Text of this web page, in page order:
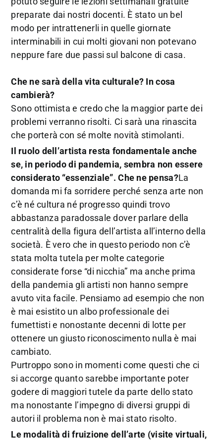
preparate dai nostri docenti. È stato un bel
modo per intrattenerli in quelle giornate
interminabili in cui molti giovani non potevano
neppure fare due passi sul balcone di casa.
Che ne sarà della vita culturale? In cosa
cambierà?
Sono ottimista e credo che la maggior parte dei
problemi verranno risolti. Ci sarà una rinascita
che porterà con sé molte novità stimolanti.
Il ruolo dell’artista resta fondamentale anche
se, in periodo di pandemia, sembra non essere
considerato “essenziale”. Che ne pensa?La
domanda mi fa sorridere perché senza arte non
c’è né cultura né progresso quindi trovo
abbastanza paradossale dover parlare della
centralità della figura dell’artista all’interno della
società. È vero che in questo periodo non c’è
stata molta tutela per molte categorie
considerate forse “di nicchia” ma anche prima
della pandemia gli artisti non hanno sempre
avuto vita facile. Pensiamo ad esempio che non
è mai esistito un albo professionale dei
fumettisti e nonostante decenni di lotte per
ottenere un giusto riconoscimento nulla è mai
cambiato.
Purtroppo sono in momenti come questi che ci
si accorge quanto sarebbe importante poter
godere di maggiori tutele da parte dello stato
ma nonostante l’impegno di diversi gruppi di
autori il problema non è mai stato risolto.
Le modalità di fruizione dell’arte (visite virtuali,